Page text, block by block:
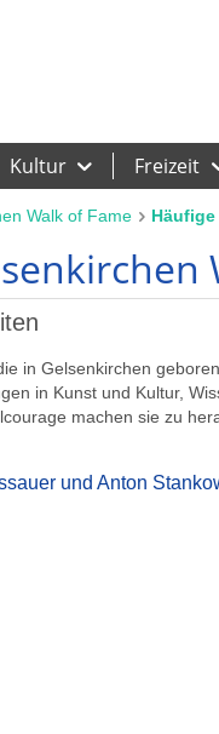
Kultur Freizeit
Walk of Fame
in Gelsenkirchen
in Kunst und Kultur,
machen sie zu